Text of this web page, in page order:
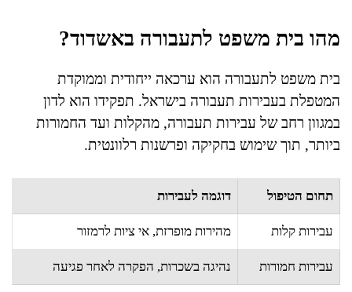
מהו בית משפט לתעבורה באשדוד?
בית משפט לתעבורה הוא ערכאה ייחודית וממוקדת
המטפלת בעבירות תעבורה בישראל. תפקידו הוא לדון
במגוון רחב של עבירות תעבורה, מהקלות ועד החמורות
ביותר, תוך שימוש בחקיקה ופרשנות רלוונטית.
תחום הטיפול דוגמה לעבירות
עבירות קלות מהירות מופרזת, אי ציות לרמזור
עבירות חמורות נהיגה בשכרות, הפקרה לאחר פגיעה